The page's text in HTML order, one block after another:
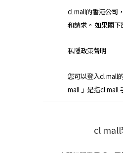
cl mall的香港公司
和請求。 如果閣
私隱政策聲明
您可以登入cl mall
mall 」是指cl mall
cl mall